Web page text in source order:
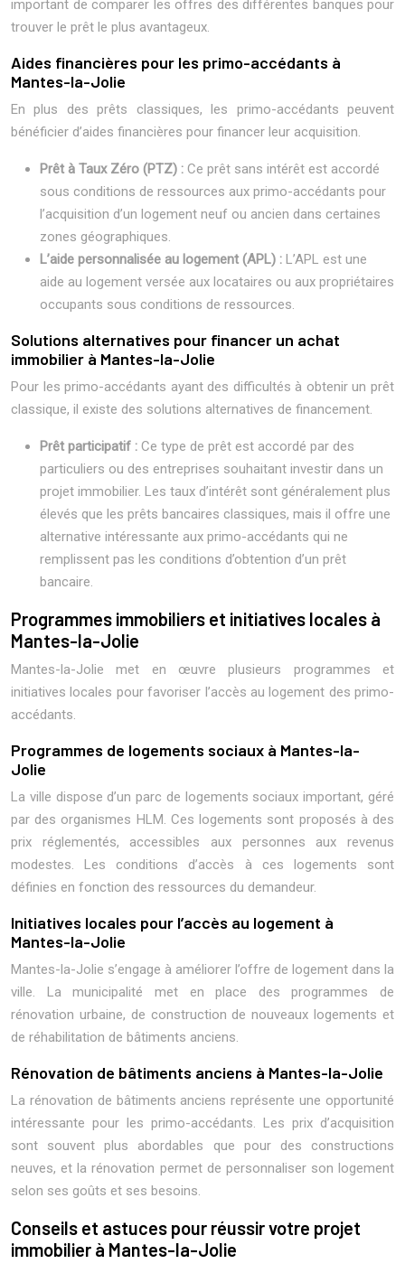
important de comparer les offres des différentes banques pour
trouver le prêt le plus avantageux.
Aides financières pour les primo-accédants à
Mantes-la-Jolie
En plus des prêts classiques, les primo-accédants peuvent
bénéficier d’aides financières pour financer leur acquisition.
Prêt à Taux Zéro (PTZ) : Ce prêt sans intérêt est accordé
sous conditions de ressources aux primo-accédants pour
l’acquisition d’un logement neuf ou ancien dans certaines
zones géographiques.
L’aide personnalisée au logement (APL) : L’APL est une
aide au logement versée aux locataires ou aux propriétaires
occupants sous conditions de ressources.
Solutions alternatives pour financer un achat
immobilier à Mantes-la-Jolie
Pour les primo-accédants ayant des difficultés à obtenir un prêt
classique, il existe des solutions alternatives de financement.
Prêt participatif : Ce type de prêt est accordé par des
particuliers ou des entreprises souhaitant investir dans un
projet immobilier. Les taux d’intérêt sont généralement plus
élevés que les prêts bancaires classiques, mais il offre une
alternative intéressante aux primo-accédants qui ne
remplissent pas les conditions d’obtention d’un prêt
bancaire.
Programmes immobiliers et initiatives locales à
Mantes-la-Jolie
Mantes-la-Jolie met en œuvre plusieurs programmes et
initiatives locales pour favoriser l’accès au logement des primo-
accédants.
Programmes de logements sociaux à Mantes-la-
Jolie
La ville dispose d’un parc de logements sociaux important, géré
par des organismes HLM. Ces logements sont proposés à des
prix réglementés, accessibles aux personnes aux revenus
modestes. Les conditions d’accès à ces logements sont
définies en fonction des ressources du demandeur.
Initiatives locales pour l’accès au logement à
Mantes-la-Jolie
Mantes-la-Jolie s’engage à améliorer l’offre de logement dans la
ville. La municipalité met en place des programmes de
rénovation urbaine, de construction de nouveaux logements et
de réhabilitation de bâtiments anciens.
Rénovation de bâtiments anciens à Mantes-la-Jolie
La rénovation de bâtiments anciens représente une opportunité
intéressante pour les primo-accédants. Les prix d’acquisition
sont souvent plus abordables que pour des constructions
neuves, et la rénovation permet de personnaliser son logement
selon ses goûts et ses besoins.
Conseils et astuces pour réussir votre projet
immobilier à Mantes-la-Jolie